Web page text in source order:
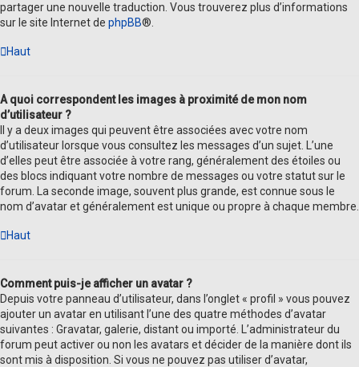
partager une nouvelle traduction. Vous trouverez plus d’informations
sur le site Internet de phpBB®.
Haut
A quoi correspondent les images à proximité de mon nom
d’utilisateur ?
Il y a deux images qui peuvent être associées avec votre nom
d’utilisateur lorsque vous consultez les messages d’un sujet. L’une
d’elles peut être associée à votre rang, généralement des étoiles ou
des blocs indiquant votre nombre de messages ou votre statut sur le
forum. La seconde image, souvent plus grande, est connue sous le
nom d’avatar et généralement est unique ou propre à chaque membre.
Haut
Comment puis-je afficher un avatar ?
Depuis votre panneau d’utilisateur, dans l’onglet « profil » vous pouvez
ajouter un avatar en utilisant l’une des quatre méthodes d’avatar
suivantes : Gravatar, galerie, distant ou importé. L’administrateur du
forum peut activer ou non les avatars et décider de la manière dont ils
sont mis à disposition. Si vous ne pouvez pas utiliser d’avatar,